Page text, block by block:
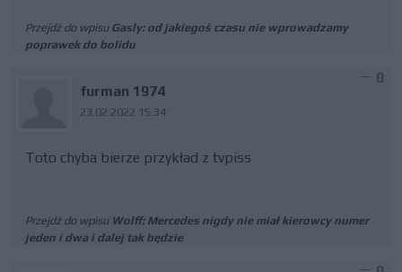
Przejdź do wpisu Gasly: od jakiegoś czasu nie wprowadzamy
poprawek do bolidu
furman 1974
23.02.2022 15:34
0
Toto chyba bierze przykład z tvpiss
Przejdź do wpisu Wolff: Mercedes nigdy nie miał kierowcy numer
jeden i dwa i dalej tak będzie